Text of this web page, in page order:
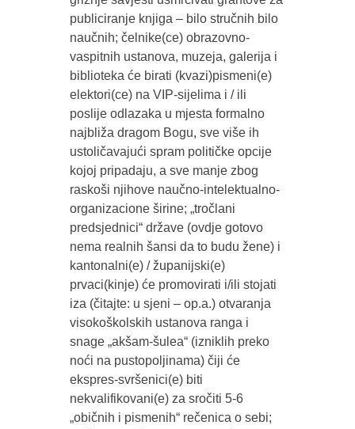
publiciranje knjiga – bilo stručnih bilo
naučnih; čelnike(ce) obrazovno-
vaspitnih ustanova, muzeja, galerija i
biblioteka će birati (kvazi)pismeni(e)
elektori(ce) na VIP-sijelima i / ili
poslije odlazaka u mjesta formalno
najbliža dragom Bogu, sve više ih
ustoličavajući spram političke opcije
kojoj pripadaju, a sve manje zbog
raskoši njihove naučno-intelektualno-
organizacione širine; „tročlani
predsjednici“ države (ovdje gotovo
nema realnih šansi da to budu žene) i
kantonalni(e) / županijski(e)
prvaci(kinje) će promovirati i/ili stojati
iza (čitajte: u sjeni – op.a.) otvaranja
visokoškolskih ustanova ranga i
snage „akšam-šulea“ (izniklih preko
noći na pustopoljinama) čiji će
ekspres-svršenici(e) biti
nekvalifikovani(e) za sročiti 5-6
„običnih i pismenih“ rečenica o sebi;